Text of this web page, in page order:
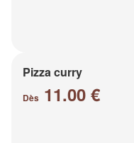
Pizza curry
Dès 11.00 €